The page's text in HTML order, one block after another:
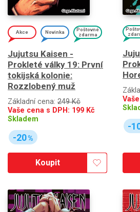
Akce Novinka
Poštovné
zdarma
Jujutsu Kaisen -
Prokleté války 19: První
tokijská kolonie:
Rozzlobený muž
Základní cena: 249 Kč
Vaše cena s DPH: 199 Kč
Skladem
-20%
Koupit
-